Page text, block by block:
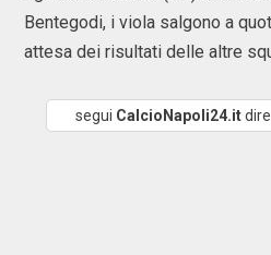
Bentegodi, i viola salgono a
attesa dei risultati delle altre
segui CalcioNapoli24.it